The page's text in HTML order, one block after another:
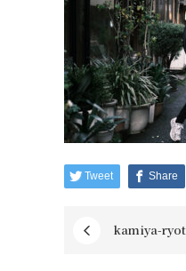
Tweet Share
kamiya-